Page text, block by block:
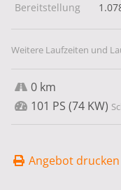
Bereitstellung
Weitere Laufzeiten und
0 km
101 PS (74 KW)
Angebot drucken